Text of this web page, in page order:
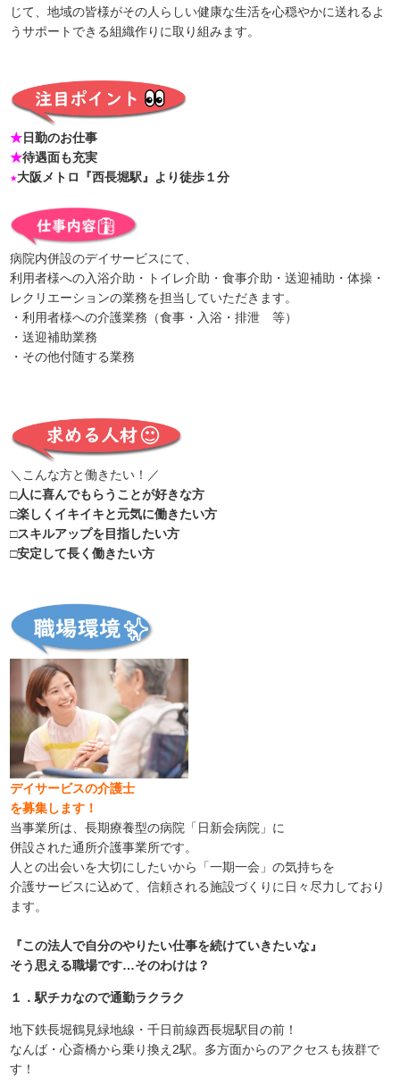
じて、地域の皆様がその人らしい健康な生活を心穏やかに送れるよ
うサポートできる組織作りに取り組みます。
★日勤のお仕事
★待遇面も充実
★大阪メトロ『西長堀駅』より徒歩１分
病院内併設のデイサービスにて、
利用者様への入浴介助・トイレ介助・食事介助・送迎補助・体操・
レクリエーションの業務を担当していただきます。
・利用者様への介護業務（食事・入浴・排泄 等）
・送迎補助業務
・その他付随する業務
＼こんな方と働きたい！／
□人に喜んでもらうことが好きな方
□楽しくイキイキと元気に働きたい方
□スキルアップを目指したい方
□安定して長く働きたい方
デイサービスの介護士
を募集します！
当事業所は、長期療養型の病院「日新会病院」に
併設された通所介護事業所です。
人との出会いを大切にしたいから「一期一会」の気持ちを
介護サービスに込めて、信頼される施設づくりに日々尽力しており
ます。
『この法人で自分のやりたい仕事を続けていきたいな』
そう思える職場です…そのわけは？
１．駅チカなので通勤ラクラク
地下鉄長堀鶴見緑地線・千日前線西長堀駅目の前！
なんば・心斎橋から乗り換え2駅。多方面からのアクセスも抜群で
す！